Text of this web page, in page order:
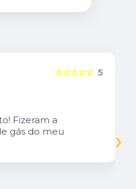
5
☆☆☆☆☆
Fizeram a
gás do meu
›